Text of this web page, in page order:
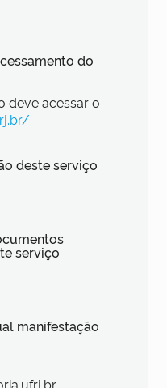
do
deve acessar o
deste serviço
serviço
manifestação